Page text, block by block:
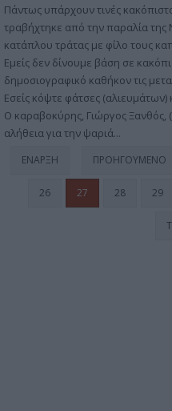
Πάντως υπάρχουν τινές
τραβήχτηκε από την παραλία
κατάπλου τράτας με φίλο τους
Εμείς δεν δίνουμε βάση σε
δημοσιογραφικό καθήκον τις
Εσείς κόψτε φάτσες
Ο καραβοκύρης, Γιώργος
αλήθεια για την ψαριά...
ΈΝΑΡΞΗ ΠΡΟΗΓΟΎΜΕΝΟ
26 27 28 29